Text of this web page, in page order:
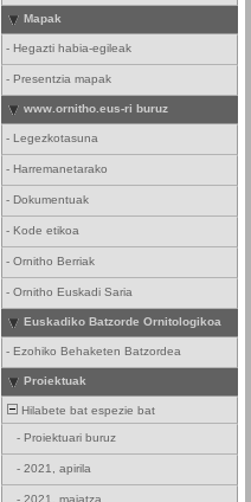
Mapak
- Hegazti habia-egileak
- Presentzia mapak
www.ornitho.eus-ri buruz
- Legezkotasuna
- Harremanetarako
- Dokumentuak
- Kode etikoa
- Ornitho Berriak
- Ornitho Euskadi Saria
Euskadiko Batzorde Ornitologikoa
- Ezohiko Behaketen Batzordea
Proiektuak
Hilabete bat espezie bat
- Proiektuari buruz
- 2021, apirila
- 2021, maiatza